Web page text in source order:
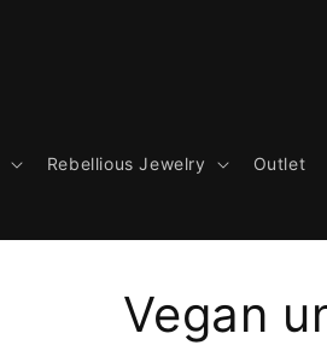
Rebellious Jewelry Outlet
Vegan